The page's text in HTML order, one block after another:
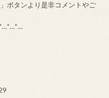
ボタンより是非コメントやご